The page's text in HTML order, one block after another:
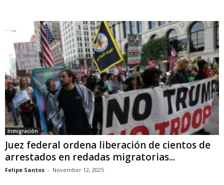
Inmigración
Juez federal ordena liberación de cientos de
arrestados en redadas migratorias...
Felipe Santos - November 12, 2025